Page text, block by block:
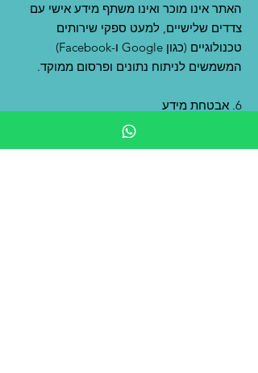
האתר אינו מוכר ואינו משתף מידע אישי עם
צדדים שלישיים, למעט ספקי שירותים
טכנולוגיים (כגון Google ו-Facebook)
המשמשים לניתוח נתונים ופרסום ממוקד.
6. אבטחת מידע
האתר נוקט באמצעים סבירים להגנה על
המידע, אולם אין ביכולתו להבטיח אבטחה